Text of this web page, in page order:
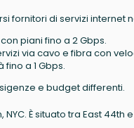
fornitori di servizi internet
piani fino a 2 Gbps.
via cavo e fibra con
a 1 Gbps.
e budget differenti.
È situato tra East 44th